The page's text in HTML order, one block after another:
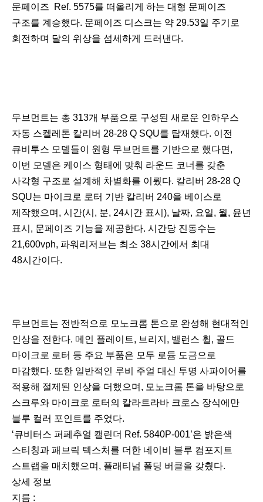
문페이즈 Ref. 5575를 떠올리게 하는 대형 문페이즈
구조를 계승했다. 문페이즈 디스크는 약 29.53일 주기로
회전하며 달의 위상을 섬세하게 드러낸다.
무브먼트는 총 313개 부품으로 구성된 새로운 인하우스
자동 스켈레톤 칼리버 28-28 Q SQU를 탑재했다. 이전
큐비투스 모델들이 원형 무브먼트를 기반으로 했다면,
이번 모델은 케이스 형태에 맞춰 라운드 코너를 갖춘
사각형 구조로 설계해 차별화를 이뤘다. 칼리버 28-28 Q
SQU는 마이크로 로터 기반 칼리버 240을 베이스로
제작했으며, 시간(시, 분, 24시간 표시), 날짜, 요일, 월, 윤년
표시, 문페이즈 기능을 제공한다. 시간당 진동수는
21,600vph, 파워리저브는 최소 38시간에서 최대
48시간이다.
무브먼트는 전반적으로 모노크롬 톤으로 완성해 현대적인
인상을 전한다. 메인 플레이트, 브리지, 밸런스 휠, 골드
마이크로 로터 등 주요 부품은 모두 로듐 도금으로
마감했다. 또한 일반적인 루비 주얼 대신 투명 사파이어를
적용해 절제된 인상을 더했으며, 모노크롬 톤을 바탕으로
스크루와 마이크로 로터의 칼라트라바 크로스 장식에만
블루 컬러 포인트를 주었다.
‘큐비터스 퍼페추얼 캘린더 Ref. 5840P-001’은 밝은색
스티칭과 패브릭 텍스처를 더한 네이비 블루 컴포지트
스트랩을 매치했으며, 플래티넘 폴딩 버클을 갖췄다.
상세 정보
지름 :